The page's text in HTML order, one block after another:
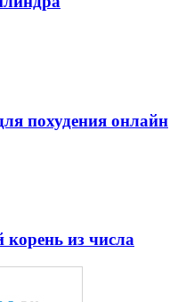
похудения онлайн
из числа